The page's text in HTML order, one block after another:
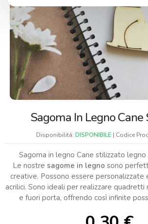
Sagoma In Legno Cane
Disponibilitá: DISPONIBILE| Codice
Sagoma in legno Cane stilizzato
Le nostre sagome in legno sono
creative. Possono essere personalizzate
acrilici. Sono ideali per realizzare quadretti
e fuori porta, offrendo così infinite